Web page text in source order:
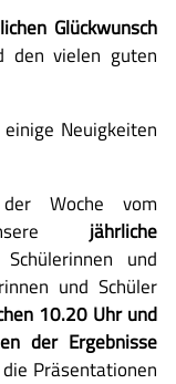
Glückwunsch
vielen guten
Neuigkeiten
Woche vom
jährliche
und
und Schüler
10.20 Uhr und
der Ergebnisse
Präsentationen